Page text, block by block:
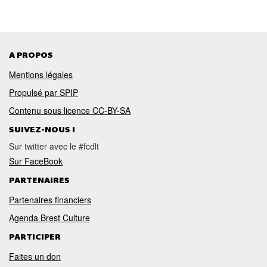
A PROPOS
Mentions légales
Propulsé par SPIP
Contenu sous licence CC-BY-SA
SUIVEZ-NOUS !
Sur twitter avec le #fcdlt
Sur FaceBook
PARTENAIRES
Partenaires financiers
Agenda Brest Culture
PARTICIPER
Faites un don